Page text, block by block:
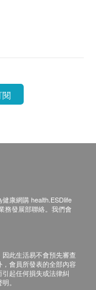
樽
到達或步行不
貨路程，由第
。
港的指定送貨
訂購之產品或服
付款問題或任
接受該訂單。
單上的任何產品
或電郵通知閣
閱
康網購 health.ESDlife
務發展部聯絡。我們會
此生活易不會預先審查
會員所發表的全部內容
起任何損失或法律糾
。